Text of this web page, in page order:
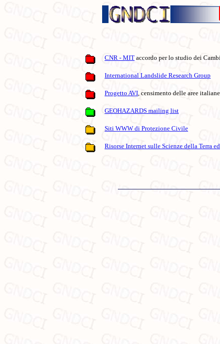
CNR - MIT accordo per lo studio dei
International Landslide Research Group
Progetto AVI, censimento delle aree
GEOHAZARDS mailing list
Siti WWW di Protezione Civile
Risorse Internet sulle Scienze della Terra